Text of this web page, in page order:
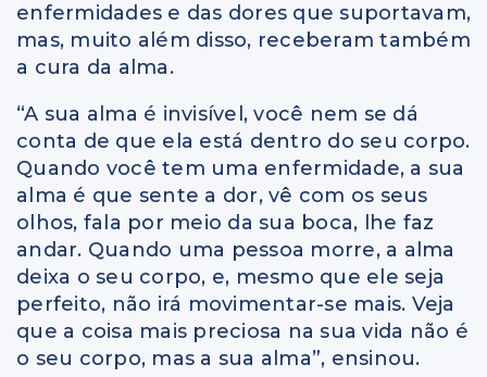
enfermidades e das dores que suportavam,
mas, muito além disso, receberam também
a cura da alma.
“A sua alma é invisível, você nem se dá
conta de que ela está dentro do seu corpo.
Quando você tem uma enfermidade, a sua
alma é que sente a dor, vê com os seus
olhos, fala por meio da sua boca, lhe faz
andar. Quando uma pessoa morre, a alma
deixa o seu corpo, e, mesmo que ele seja
perfeito, não irá movimentar-se mais. Veja
que a coisa mais preciosa na sua vida não é
o seu corpo, mas a sua alma”, ensinou.